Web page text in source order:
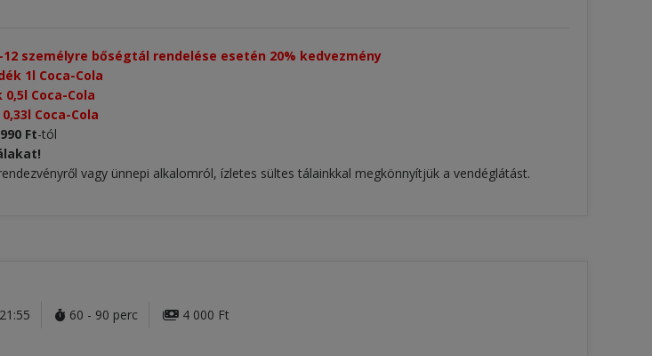
személyre bőségtál rendelése esetén 20% kedvezmény​
1l Coca-Cola
Coca-Cola
Coca-Cola
Ft-tól
vagy ünnepi alkalomról, ízletes sültes tálainkkal megkönnyítjük a vendéglátást.
60 - 90 perc 4 000 Ft